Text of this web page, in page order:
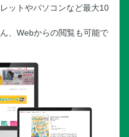
ットやパソコンなど最大10
、Webからの閲覧も可能で